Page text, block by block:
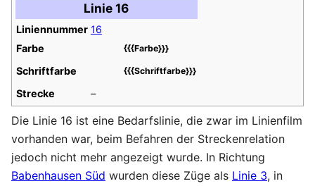
Linie 16
Liniennummer 16
Farbe
{{{Farbe}}}
Schriftfarbe {{{Schriftfarbe}}}
Strecke –
Die Linie 16 ist eine Bedarfslinie, die zwar im Linienfilm
vorhanden war, beim Befahren der Streckenrelation
jedoch nicht mehr angezeigt wurde. In Richtung
Babenhausen Süd wurden diese Züge als Linie 3, in